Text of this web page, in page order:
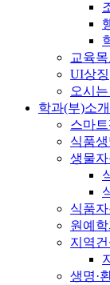
교육
UI상징
오시는
학과(부)소개
스마
식품
생물
식품
원예
지역
생명·